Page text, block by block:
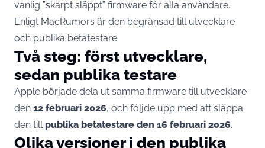
vanlig ”skarpt släppt” firmware för alla användare.
Enligt MacRumors är den begränsad till utvecklare
och publika betatestare.
Två steg: först utvecklare,
sedan publika testare
Apple började dela ut samma firmware till utvecklare
den 12 februari 2026, och följde upp med att släppa
den till publika betatestare den 16 februari 2026.
Olika versioner i den publika